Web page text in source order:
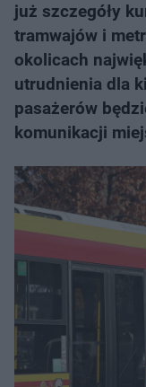
już szczegóły
tramwajów i
okolicach
utrudnienia dla
pasażerów
komunikacji